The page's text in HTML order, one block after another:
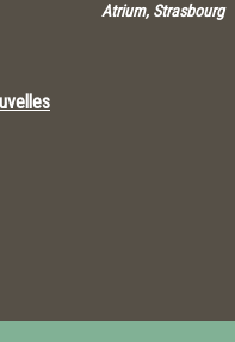
Atrium, Strasbourg